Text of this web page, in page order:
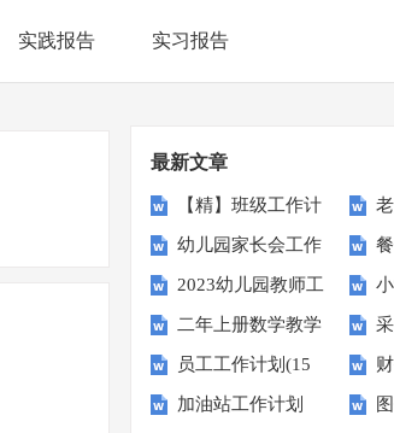
实践报告 实习报告
最新文章
【精】班级工作计
划
幼儿园家长会工作
计划
2023幼儿园教师工
作计划
二年上册数学教学
工作计划15篇
员工工作计划(15
篇)
加油站工作计划